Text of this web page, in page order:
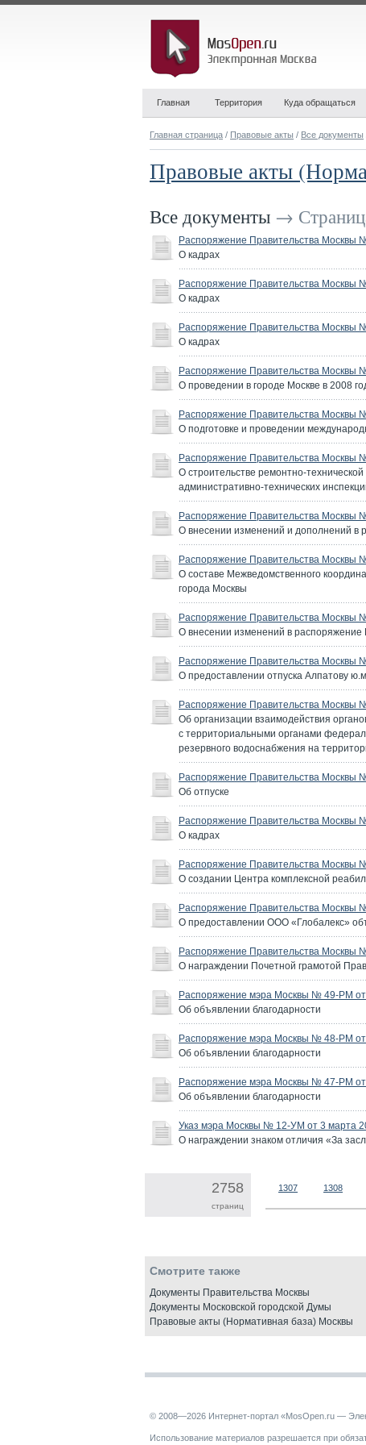
Главная Территория Куда обращаться
Главная страница / Правовые акты / Все документы
Правовые акты
Все документы →
Распоряжение Правительства Москвы
О кадрах
Распоряжение Правительства Москвы
О кадрах
Распоряжение Правительства Москвы
О кадрах
Распоряжение Правительства Москвы
О проведении в городе Москве в 2008
Распоряжение Правительства Москвы
О подготовке и проведении
Распоряжение Правительства Москвы
О строительстве ремонтно-
административно-технических
Распоряжение Правительства Москвы
О внесении изменений и дополнений в
Распоряжение Правительства Москвы
О составе Межведомственного
города Москвы
Распоряжение Правительства Москвы
О внесении изменений в распоряжение
Распоряжение Правительства Москвы
О предоставлении отпуска Алпатову
Распоряжение Правительства Москвы
Об организации взаимодействия
с территориальными органами
резервного водоснабжения на
Распоряжение Правительства Москвы
Об отпуске
Распоряжение Правительства Москвы
О кадрах
Распоряжение Правительства Москвы
О создании Центра комплексной
Распоряжение Правительства Москвы
О предоставлении ООО «Глобалекс»
Распоряжение Правительства Москвы
О награждении Почетной грамотой
Распоряжение мэра Москвы № 49-РМ от
Об объявлении благодарности
Распоряжение мэра Москвы № 48-РМ от
Об объявлении благодарности
Распоряжение мэра Москвы № 47-РМ от
Об объявлении благодарности
Указ мэра Москвы № 12-УМ от 3 марта
О награждении знаком отличия «За
2758
страниц
1307 1308
Смотрите также
Документы Правительства Москвы
Документы Московской городской Думы
Правовые акты (Нормативная база) Москвы
© 2008—2026 Интернет-портал «MosOpen.ru —
Использование материалов разрешается при